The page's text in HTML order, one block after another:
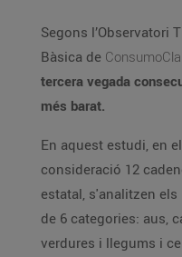
Segons l’Observatori
Bàsica de
tercera vegada
més barat.
En aquest estudi, en
consideració 12
estatal, s'analitzen
de 6 categories: aus,
verdures i llegums i